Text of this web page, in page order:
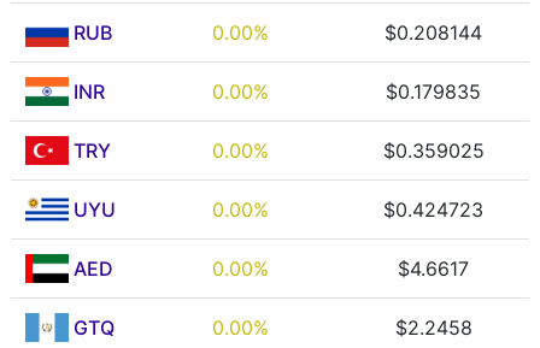
RUB 0.00% $0.208144
INR 0.00% $0.179835
TRY 0.00% $0.359025
UYU 0.00% $0.424723
AED 0.00% $4.6617
GTQ 0.00% $2.2458